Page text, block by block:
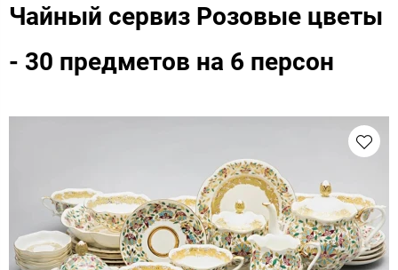
Чайный сервиз Розовые цветы
- 30 предметов на 6 персон